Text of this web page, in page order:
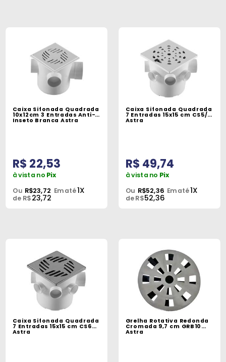
Caixa Sifonada Quadrada
10x12cm 3 Entradas Anti-
Inseto Branca Astra
R$ 22,53
à vista no Pix
Ou R$23,72 Em até1X
de R$23,72
Caixa Sifonada Quadrada
7 Entradas 15x15 cm CS5/B
Astra
R$ 49,74
à vista no Pix
Ou R$52,36 Em até1X
de R$52,36
Caixa Sifonada Quadrada
7 Entradas 15x15 cm CS6
Astra
Grelha Rotativa Redonda
Cromada 9,7 cm GRB10
Astra